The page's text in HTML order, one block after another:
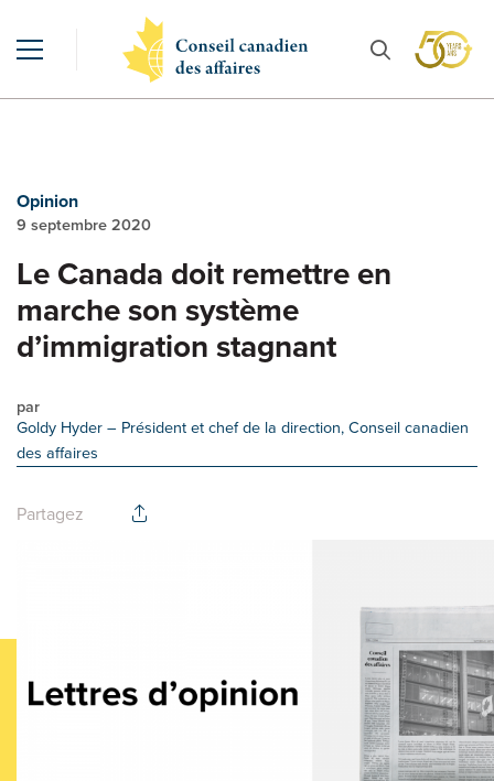
Opinion
9 septembre 2020
Le Canada doit remettre en
marche son système
d’immigration stagnant
par
Goldy Hyder– Président et chef de la direction, Conseil canadien
des affaires
Partagez